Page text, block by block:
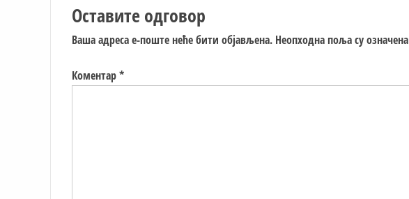
Оставите одговор
Ваша адреса е-поште неће бити објављена. Неопходна поља су означена
Коментар*